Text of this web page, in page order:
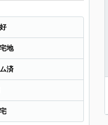
地
済